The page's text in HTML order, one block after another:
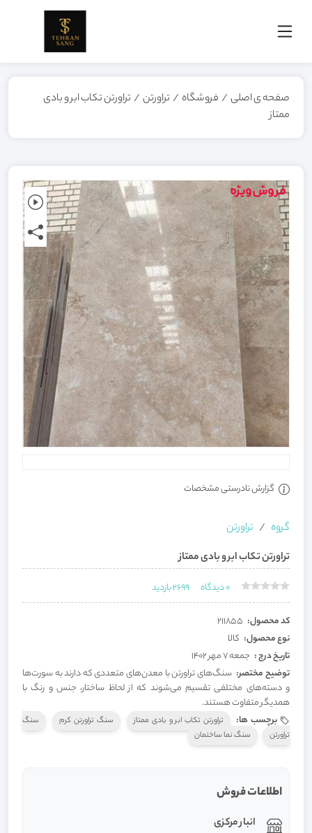
صفحه ی اصلی / فروشگاه / تراورتن / تراورتن تکاب ابر و بادی
ممتاز
گزارش نادرستی مشخصات
گروه
تراورتن
تراورتن تکاب ابر و بادی ممتاز
0دیدگاه 2699بازدید
کد محصول: 211855
نوع محصول: کالا
تاریخ درج : جمعه 7 مهر 1402
توضیح مختصر: سنگ‌های تراورتن با معدن‌های متعددی که دارند به سورت‌ها
و دسته‌های مختلفی تقسیم می‌شوند که از لحاظ ساختار، جنس و رنگ با
همدیگر متفاوت هستند.
برچسب ها:
تراورتن تکاب ابر و بادی ممتاز سنگ تراورتن کرم
سنگ
تراورتن
سنگ نما ساختمان
اطلاعات فروش
انبار مرکزی